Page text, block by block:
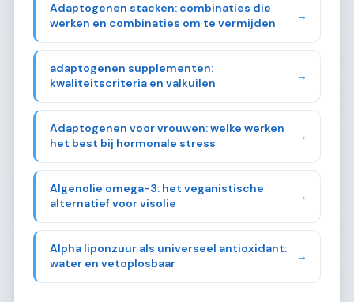
Adaptogenen stacken: combinaties die
werken en combinaties om te vermijden
→
adaptogenen supplementen:
kwaliteitscriteria en valkuilen
→
Adaptogenen voor vrouwen: welke werken
het best bij hormonale stress
→
Algenolie omega-3: het veganistische
alternatief voor visolie
→
Alpha liponzuur als universeel antioxidant:
water en vetoplosbaar
→